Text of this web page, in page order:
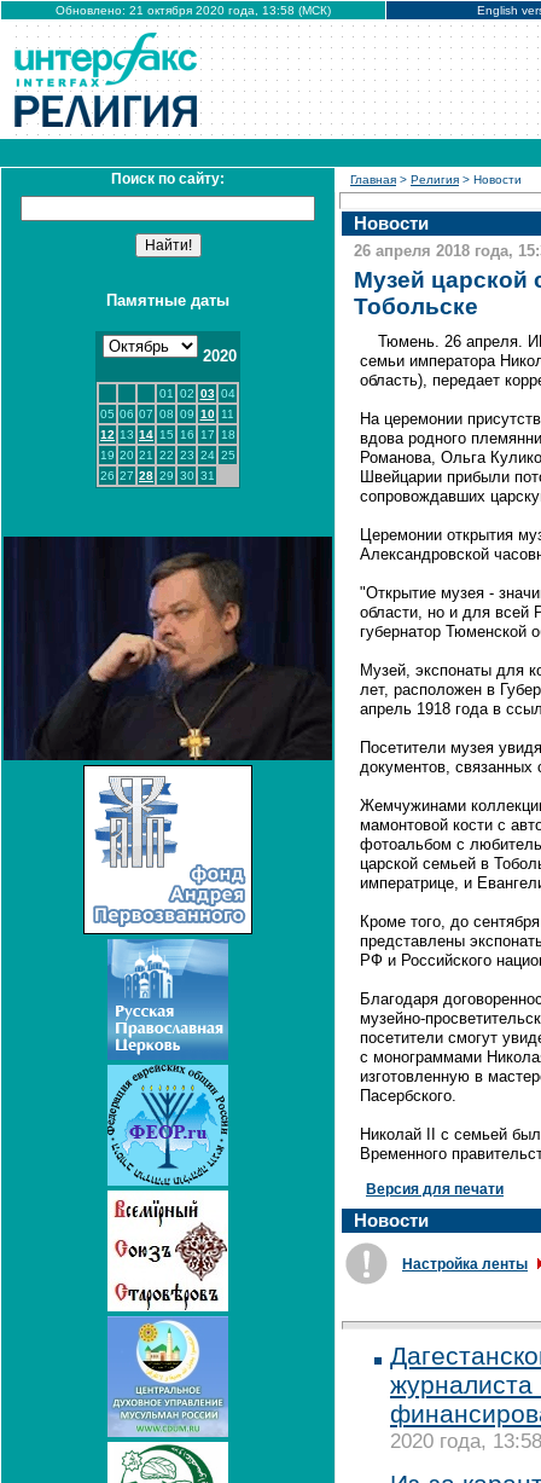
Обновлено: 21 октября 2020 года, 13:58 (МСК) English
Поиск по сайту:
Памятные даты
2020
01 02 03 04
05 06 07 08 09 10 11
12 13 14 15 16 17
18
19 20 21 22 23 24 25
26 27 28 29 30 31
Главная > Религия > Новости
Новости
26 апреля 2018 года,
Музей царской
Тобольске
Тюмень. 26 апреля.
семьи императора
область), передает
На церемонии
вдова родного
Романова, Ольга
Швейцарии прибыли
сопровождавших
Церемонии открытия
Александровской
"Открытие музея -
области, но и для всей
губернатор Тюменской
Музей, экспонаты для
лет, расположен в
апрель 1918 года в
Посетители музея
документов,
Жемчужинами
мамонтовой кости с
фотоальбом с
царской семьей в
императрице, и
Кроме того, до
представлены
РФ и Российского
Благодаря
музейно-
посетители смогут
с монограммами
изготовленную в
Пасербского.
Николай II с семьей
Временного
Версия для печати
Новости
Настройка ленты
журналиста
2020 года, 13:58